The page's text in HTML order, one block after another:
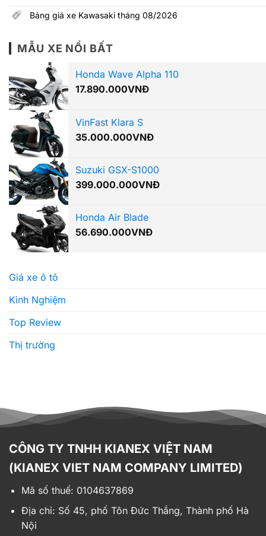
Bảng giá xe Kawasaki tháng 08/2026
MẪU XE NỔI BẤT
Honda Wave Alpha 110
17.890.000VNĐ
VinFast Klara S
35.000.000VNĐ
Suzuki GSX-S1000
399.000.000VNĐ
Honda Air Blade
56.690.000VNĐ
Giá xe ô tô
Kinh Nghiệm
Top Review
Thị trường
CÔNG TY TNHH KIANEX VIỆT NAM
(KIANEX VIET NAM COMPANY LIMITED)
Mã số thuế: 0104637869
Địa chỉ: Số 45, phố Tôn Đức Thắng, Thành phố Hà
Nội